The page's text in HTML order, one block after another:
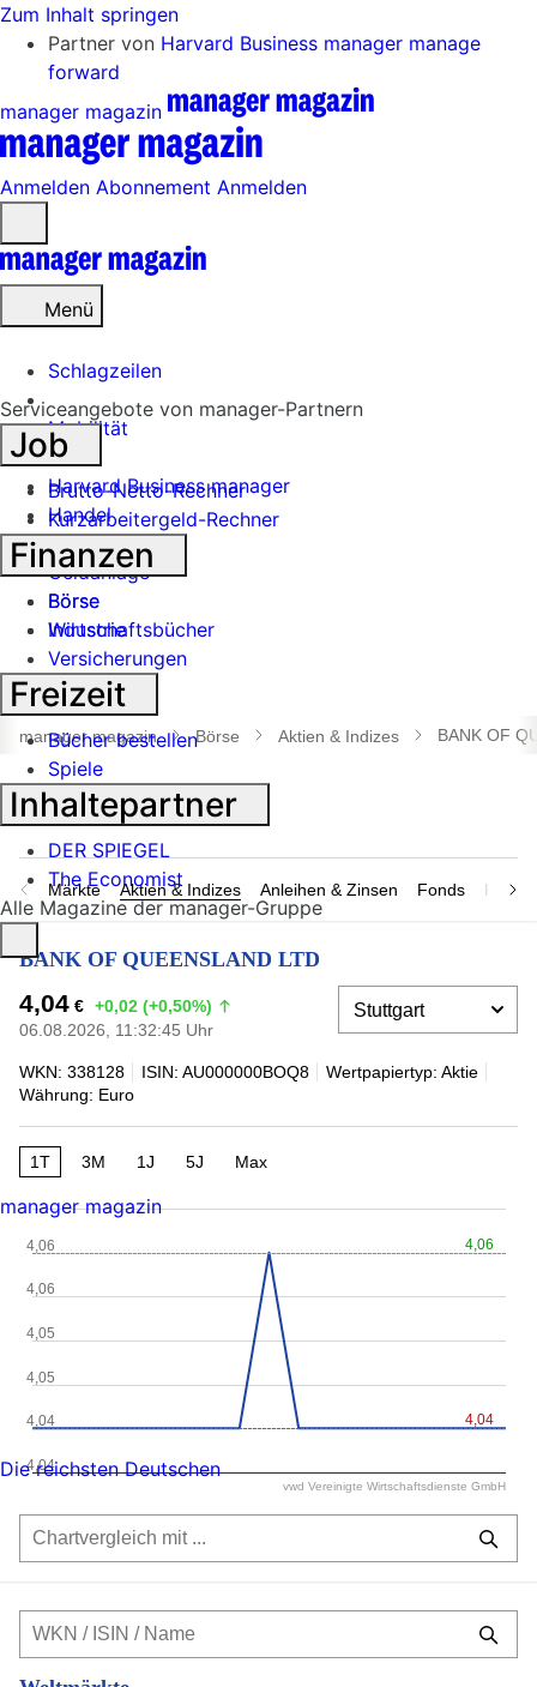
Zum Inhalt springen
Partner von Harvard Business manager manage
forward
manager magazin
Anmelden Abonnement Anmelden
öffnen
Menü
Schlagzeilen
Mobilität
Tech
Harvard Business manager
Handel
Banken
Geldanlage
Börse
Industrie
Suche
öffnen
manager magazin Börse Aktien & Indizes BANK OF
Märkte Aktien & Indizes Anleihen & Zinsen Fonds
BANK OF QUEENSLAND LTD
4,04 € +0,02 (+0,50%)
06.08.2026, 11:32:45 Uhr
WKN: 338128 ISIN: AU000000BOQ8
Wertpapiertyp: Aktie
Währung: Euro
1T 3M 1J 5J Max
4,06
4,04
4,04
4,05
4,06
4,04
4,05
4,06
vwd Vereinigte Wirtschaftsdienste GmbH
Serviceangebote von manager-Partnern
Job
Brutto-Netto-Rechner
Kurzarbeitergeld-Rechner
Finanzen
Börse
Wirtschaftsbücher
Versicherungen
Freizeit
Bücher bestellen
Spiele
Inhaltepartner
DER SPIEGEL
The Economist
Alle Magazine der manager-Gruppe
manager magazin
Die reichsten Deutschen